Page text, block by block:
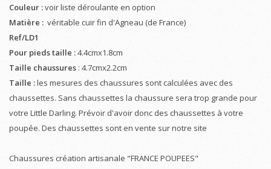
Couleur :voir liste déroulante en option
Matière : véritable cuir fin d'Agneau (de France)
Ref/LD1
Pour pieds taille :4.4cmx1.8cm
Taille chaussures : 4.7cmx2.2cm
Taille :les mesures des chaussures sont calculées avec des
chaussettes. Sans chaussettes la chaussure sera trop grande pour
votre Little Darling. Prévoir d'avoir donc des chaussettes à votre
poupée. Des chaussettes sont en vente sur notre site
Chaussures création artisanale "FRANCE POUPEES"